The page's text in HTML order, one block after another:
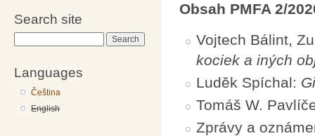
Search site
Languages
Čeština
English
Obsah PMFA 2/
Vojtech Bálint,
kociek a iných
Luděk Spíchal:
Tomáš W.
Zprávy a